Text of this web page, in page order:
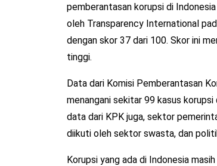
pemberantasan korupsi di
oleh Transparency International
dengan skor 37 dari 100. Skor ini
tinggi.
Data dari Komisi Pemberantasan
menangani sekitar 99 kasus korupsi
data dari KPK juga, sektor
diikuti oleh sektor swasta, dan
Korupsi yang ada di Indonesia